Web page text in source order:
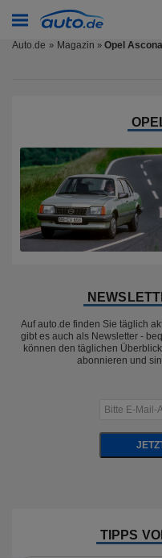
Auto.de Magazin » Opel Ascona
Auf auto.de finden Sie täglich
gibt es auch als Newsletter -
können den täglichen
abonnieren und
TIPPS